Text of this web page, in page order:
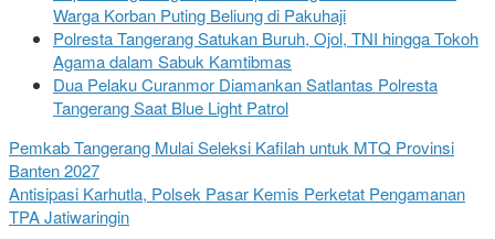
Warga Korban Puting Beliung di Pakuhaji
Polresta Tangerang Satukan Buruh, Ojol, TNI hingga Tokoh
Agama dalam Sabuk Kamtibmas
Dua Pelaku Curanmor Diamankan Satlantas Polresta
Tangerang Saat Blue Light Patrol
Pemkab Tangerang Mulai Seleksi Kafilah untuk MTQ Provinsi
Banten 2027
Antisipasi Karhutla, Polsek Pasar Kemis Perketat Pengamanan
TPA Jatiwaringin